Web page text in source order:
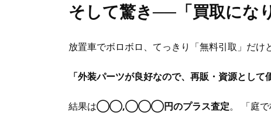
そして驚き──「買取にな
放置車でボロボロ、てっきり「無料引取」だけ
「外装パーツが良好なので、再販・資源として
結果は◯◯,◯◯◯円のプラス査定。 「庭